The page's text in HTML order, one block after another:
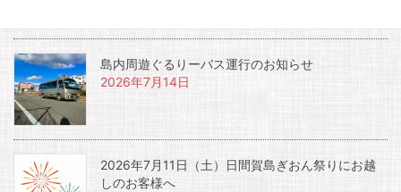
島内周遊ぐるりーバス運行のお知らせ
2026年7月14日
2026年7月11日（土）日間賀島ぎおん祭りにお越
しのお客様へ